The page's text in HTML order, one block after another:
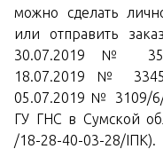
можно сделать
или отправить
30.07.2019 №
18.07.2019 №
05.07.2019 № 3109/
ГУ ГНС в Сумской
/18-28-40-03-28/ІПК).